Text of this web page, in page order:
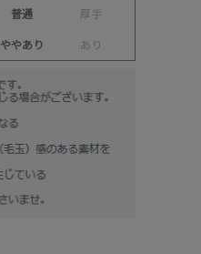
普通 厚手
ややあり あ り